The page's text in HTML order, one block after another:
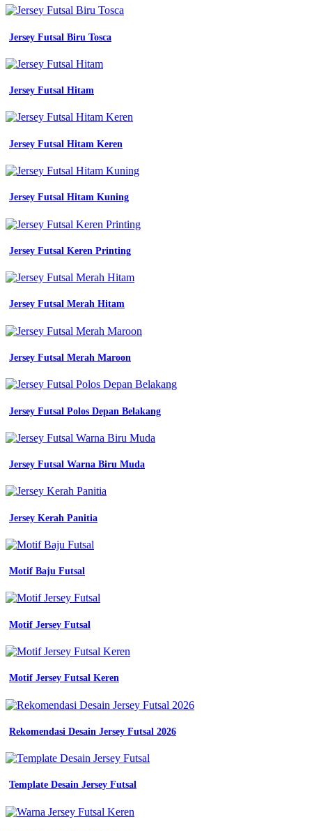
Jersey Futsal Biru Tosca
Jersey Futsal Hitam
Jersey Futsal Hitam Keren
Jersey Futsal Hitam Kuning
Jersey Futsal Keren Printing
Jersey Futsal Merah Hitam
Jersey Futsal Merah Maroon
Jersey Futsal Polos Depan Belakang
Jersey Futsal Warna Biru Muda
Jersey Kerah Panitia
Motif Baju Futsal
Motif Jersey Futsal
Motif Jersey Futsal Keren
Rekomendasi Desain Jersey Futsal 2026
Template Desain Jersey Futsal